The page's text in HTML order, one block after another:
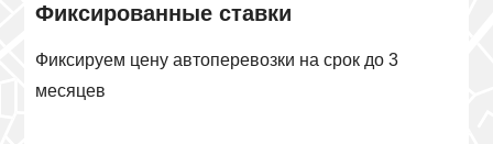
Фиксированные ставки
Фиксируем цену автоперевозки на срок до 3
месяцев